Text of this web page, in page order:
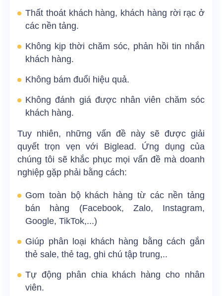
Thất thoát khách hàng, khách hàng rời rạc ở
các nền tảng.
Không kịp thời chăm sóc, phản hồi tin nhắn
khách hàng.
Không bám đuổi hiệu quả.
Không đánh giá được nhân viên chăm sóc
khách hàng.
Tuy nhiên, những vấn đề này sẽ được giải
quyết trọn vẹn với Biglead. Ứng dụng của
chúng tôi sẽ khắc phục mọi vấn đề mà doanh
nghiệp gặp phải bằng cách:
Gom toàn bộ khách hàng từ các nền tảng
bán hàng (Facebook, Zalo, Instagram,
Google, TikTok,...)
Giúp phân loại khách hàng bằng cách gắn
thẻ sale, thẻ tag, ghi chú tập trung,..
Tự động phân chia khách hàng cho nhân
viên.